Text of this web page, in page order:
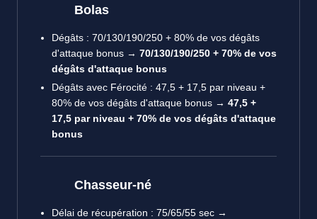
Bolas
Dégâts : 70/130/190/250 + 80% de vos dégâts
d'attaque bonus → 70/130/190/250 + 70% de vos
dégâts d'attaque bonus
Dégâts avec Férocité : 47,5 + 17,5 par niveau +
80% de vos dégâts d'attaque bonus → 47,5 +
17,5 par niveau + 70% de vos dégâts d'attaque
bonus
Chasseur-né
Délai de récupération : 75/65/55 sec →